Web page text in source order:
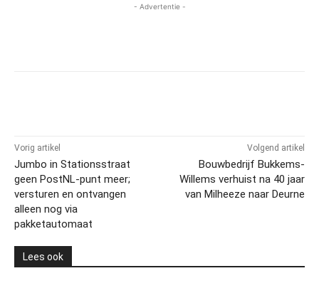
- Advertentie -
Vorig artikel
Jumbo in Stationsstraat
geen PostNL-punt meer;
versturen en ontvangen
alleen nog via
pakketautomaat
Volgend artikel
Bouwbedrijf Bukkems-
Willems verhuist na 40 jaar
van Milheeze naar Deurne
Lees ook